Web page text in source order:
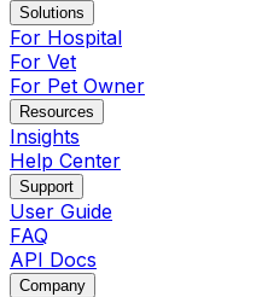
Solutions
For Hospital
For Vet
For Pet Owner
Resources
Insights
Help Center
Support
User Guide
FAQ
API Docs
Company